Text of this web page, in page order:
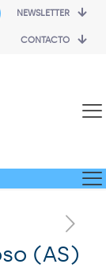
NEWSLETTER
CONTACTO
(AS)